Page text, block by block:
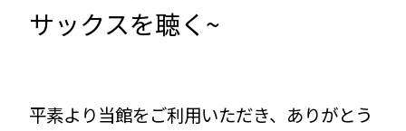
サックスを聴く~
平素より当館をご利用いただき、ありがとう